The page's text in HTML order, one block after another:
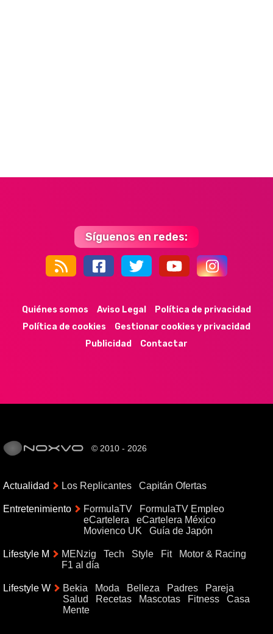
Síguenos en redes:
44k 9k 35k 352
Quiénes somos Aviso Legal
Política de privacidad
Política de cookies
Gestionar cookies y privacidad
Publicidad
Contactar
© 2010 - 2026
Actualidad Los Replicantes Capitán Ofertas
Entretenimiento FormulaTV
FormulaTV Empleo
eCartelera
eCartelera México
Movienco UK
Guía de Japón
Lifestyle M MENzig Tech Style Fit
Motor & Racing
F1 al día
Lifestyle W Bekia Moda Belleza Padres
Pareja
Salud
Recetas Mascotas Fitness
Casa
Mente